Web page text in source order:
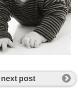
next post